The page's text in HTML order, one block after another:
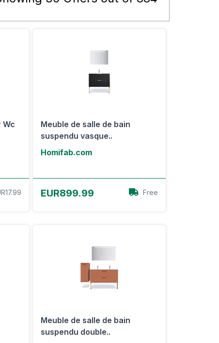
Wc
Meuble de salle de bain
suspendu vasque..
Homifab.com
EUR899.99 Free
Meuble de salle de bain
suspendu double..